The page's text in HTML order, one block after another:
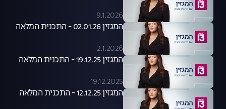
9.1.2026
המגזין 02.01.26 - התכנית המלאה
2.1.2026
המגזין 19.12.25 - התכנית המלאה
19.12.2025
המגזין 12.12.25 - התכנית המלאה